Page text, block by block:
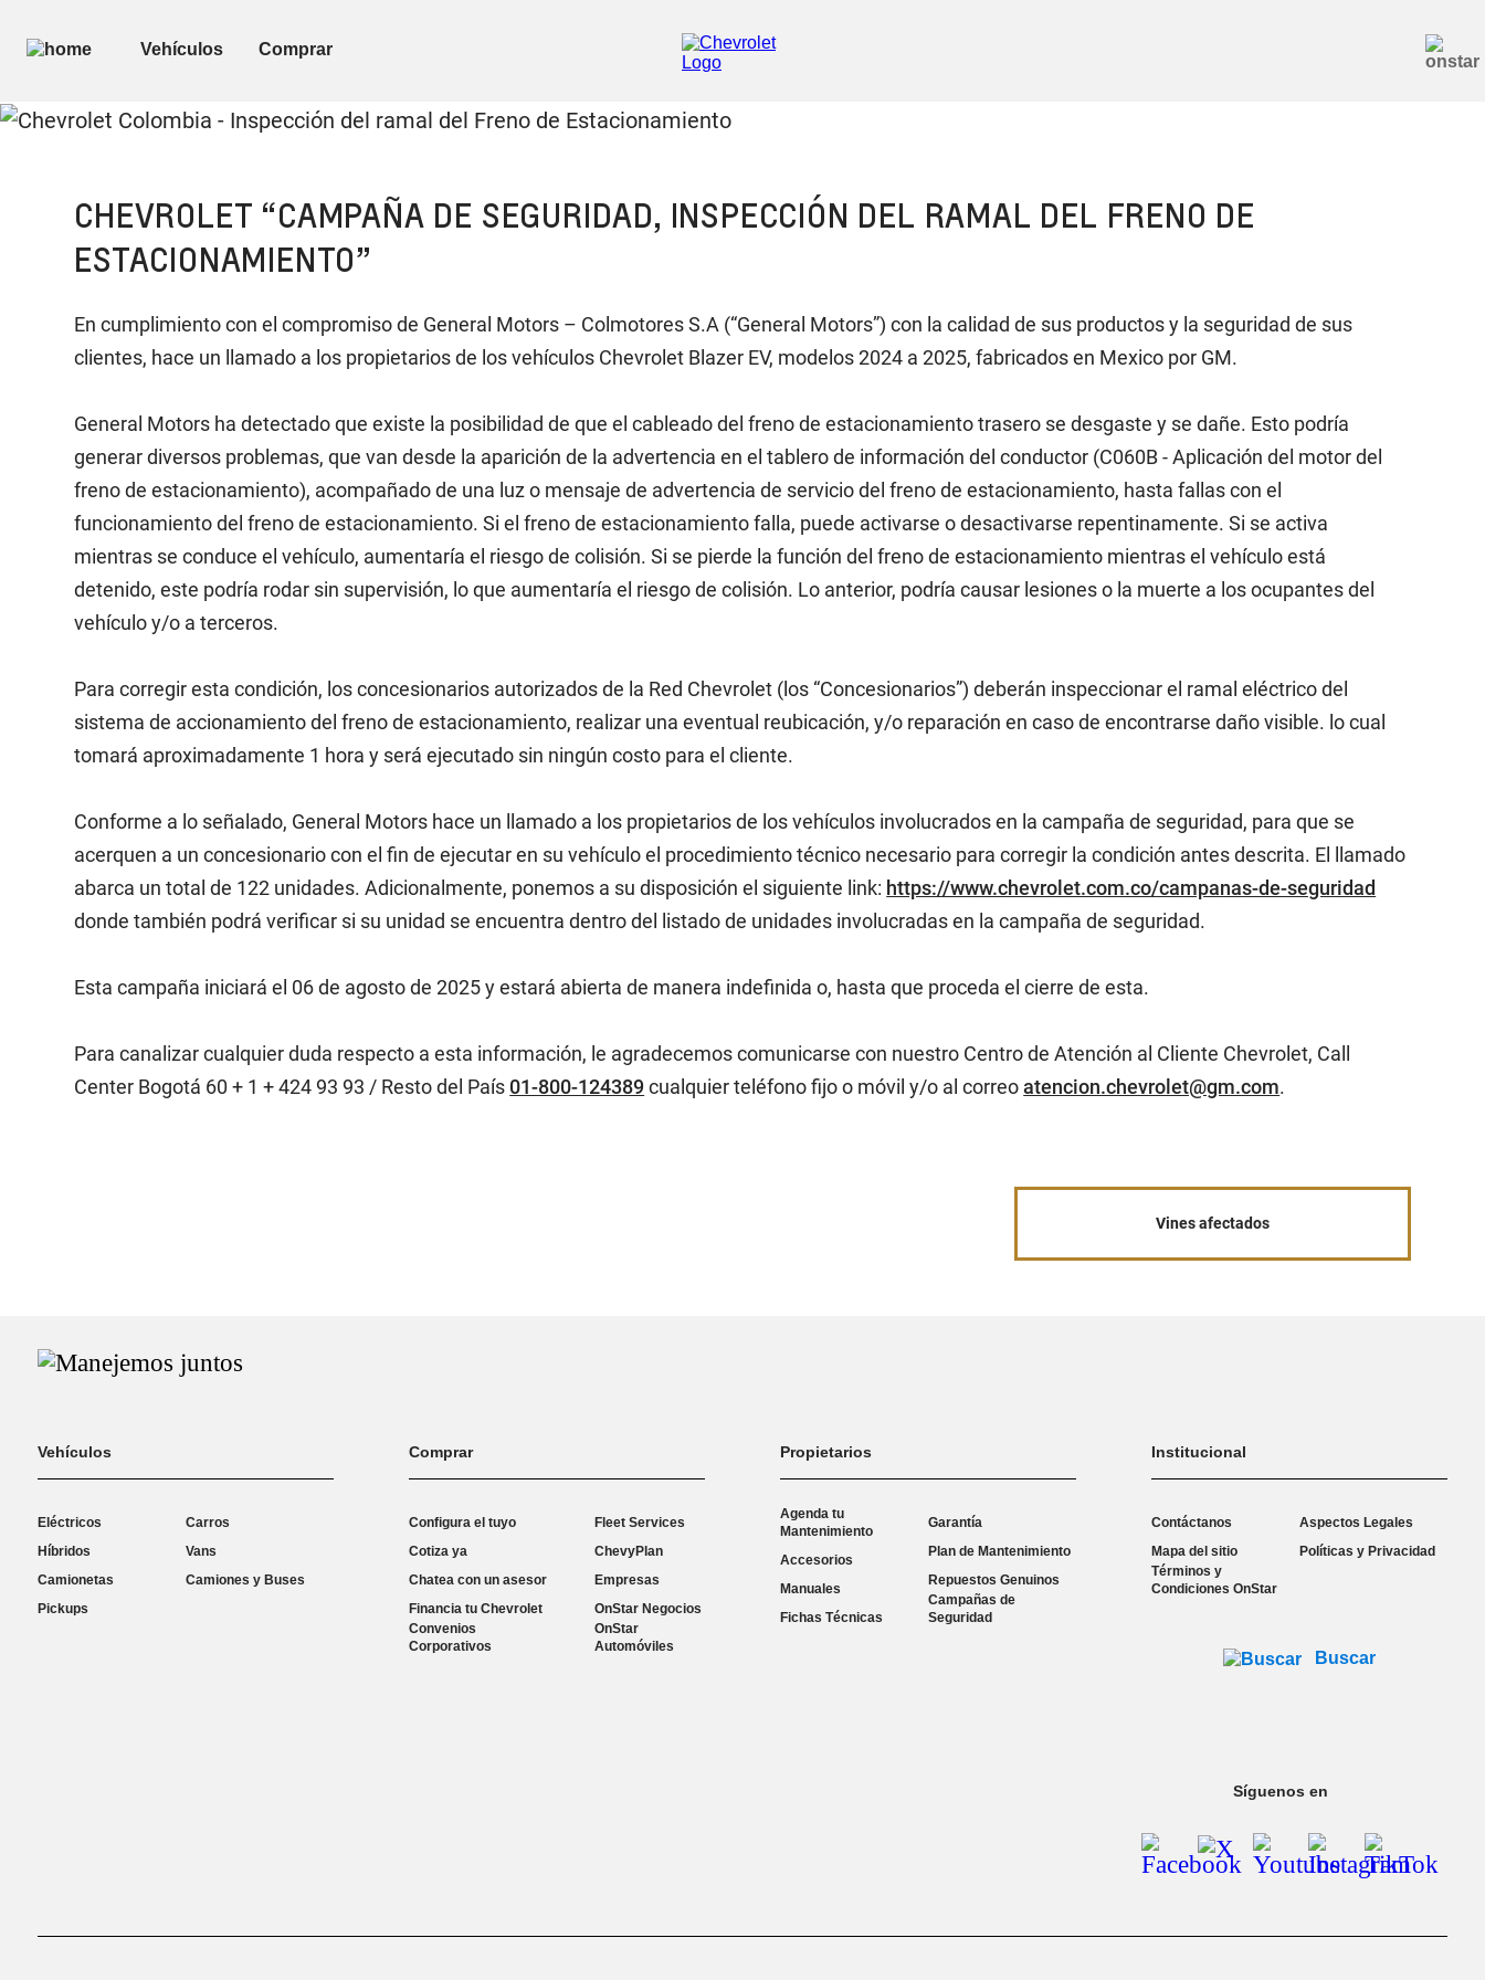
CHEVROLET “CAMPAÑA DE SEGURIDAD, INSPECCIÓN DEL RAMAL DEL FRENO DE
ESTACIONAMIENTO”
En cumplimiento con el compromiso de General Motors – Colmotores S.A (“General Motors”) con la calidad de sus productos y la seguridad de sus
clientes, hace un llamado a los propietarios de los vehículos Chevrolet Blazer EV, modelos 2024 a 2025, fabricados en Mexico por GM.
General Motors ha detectado que existe la posibilidad de que el cableado del freno de estacionamiento trasero se desgaste y se dañe. Esto podría
generar diversos problemas, que van desde la aparición de la advertencia en el tablero de información del conductor (C060B - Aplicación del motor del
freno de estacionamiento), acompañado de una luz o mensaje de advertencia de servicio del freno de estacionamiento, hasta fallas con el
funcionamiento del freno de estacionamiento. Si el freno de estacionamiento falla, puede activarse o desactivarse repentinamente. Si se activa
mientras se conduce el vehículo, aumentaría el riesgo de colisión. Si se pierde la función del freno de estacionamiento mientras el vehículo está
detenido, este podría rodar sin supervisión, lo que aumentaría el riesgo de colisión. Lo anterior, podría causar lesiones o la muerte a los ocupantes del
vehículo y/o a terceros.
Para corregir esta condición, los concesionarios autorizados de la Red Chevrolet (los “Concesionarios”) deberán inspeccionar el ramal eléctrico del
sistema de accionamiento del freno de estacionamiento, realizar una eventual reubicación, y/o reparación en caso de encontrarse daño visible. lo cual
tomará aproximadamente 1 hora y será ejecutado sin ningún costo para el cliente.
Conforme a lo señalado, General Motors hace un llamado a los propietarios de los vehículos involucrados en la campaña de seguridad, para que se
acerquen a un concesionario con el fin de ejecutar en su vehículo el procedimiento técnico necesario para corregir la condición antes descrita. El llamado
abarca un total de 122 unidades. Adicionalmente, ponemos a su disposición el siguiente link: https://www.chevrolet.com.co/campanas-de-seguridad
donde también podrá verificar si su unidad se encuentra dentro del listado de unidades involucradas en la campaña de seguridad.
Esta campaña iniciará el 06 de agosto de 2025 y estará abierta de manera indefinida o, hasta que proceda el cierre de esta.
Para canalizar cualquier duda respecto a esta información, le agradecemos comunicarse con nuestro Centro de Atención al Cliente Chevrolet, Call
Center Bogotá 60 + 1 + 424 93 93 / Resto del País 01-800-124389cualquier teléfono fijo o móvil y/o al correoatencion.chevrolet@gm.com.
Vines afectados